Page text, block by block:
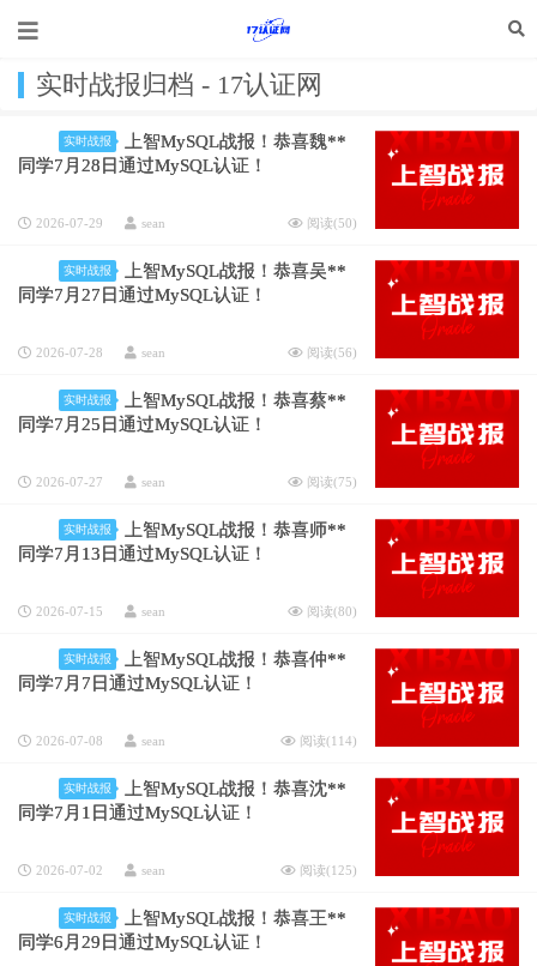
实时战报归档 - 17认证网
实时战报
上智MySQL战报！恭喜魏**
同学7月28日通过MySQL认证！
2026-07-29 sean 阅读(50)
实时战报
上智MySQL战报！恭喜吴**
同学7月27日通过MySQL认证！
2026-07-28 sean 阅读(56)
实时战报
上智MySQL战报！恭喜蔡**
同学7月25日通过MySQL认证！
2026-07-27 sean 阅读(75)
实时战报
上智MySQL战报！恭喜师**
同学7月13日通过MySQL认证！
2026-07-15 sean 阅读(80)
实时战报
上智MySQL战报！恭喜仲**
同学7月7日通过MySQL认证！
2026-07-08 sean 阅读(114)
实时战报
上智MySQL战报！恭喜沈**
同学7月1日通过MySQL认证！
2026-07-02 sean 阅读(125)
实时战报
上智MySQL战报！恭喜王**
同学6月29日通过MySQL认证！